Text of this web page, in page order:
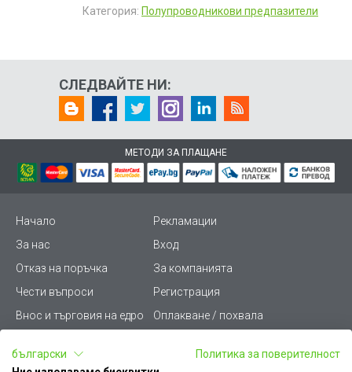
Категория: Полупроводникови предпазители
СЛЕДВАЙТЕ НИ:
МЕТОДИ ЗА ПЛАЩАНЕ
Начало
Рекламации
За нас
Вход
Отказ на поръчка
За компанията
Чести въпроси
Регистрация
Внос и търговия на едро
Оплакване / похвала
Условия за ползване
български
Политика за поверителност